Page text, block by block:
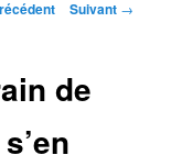
Suivant →
de